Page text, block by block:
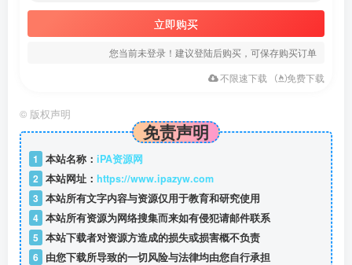
立即购买
您当前未登录！建议登陆后购买，可保存购买订单
不限速下载
免费下载
© 版权声明
免责声明
1 本站名称： iPA资源网
2 本站网址： https://www.ipazyw.com
3 本站所有文字内容与资源仅用于教育和研究使用
4 本站所有资源为网络搜集而来如有侵犯请邮件联系
5 本站下载者对资源方造成的损失或损害概不负责
6 由您下载所导致的一切风险与法律均由您自行承担